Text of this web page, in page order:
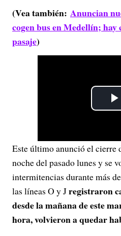
(Vea también: Anuncian
cogen bus en Medellín; hay
pasaje)
y
i
Este último anunció el cierre
noche del pasado lunes y se
intermitencias durante más
las líneas O y Jregistraron
desde la mañana de este
hora, volvieron a quedar